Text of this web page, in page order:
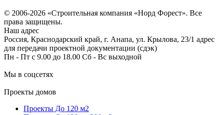
© 2006-2026 «Строительная компания «Норд Форест». Все
права защищены.
Наш адрес
Россия, Краснодарский край, г. Анапа, ул. Крылова, 23/1 адрес
для передачи проектной документации (сдэк)
Пн - Пт с 9.00 до 18.00 Сб - Вс выходной
Мы в соцсетях
Проекты домов
Проекты До 120 м2